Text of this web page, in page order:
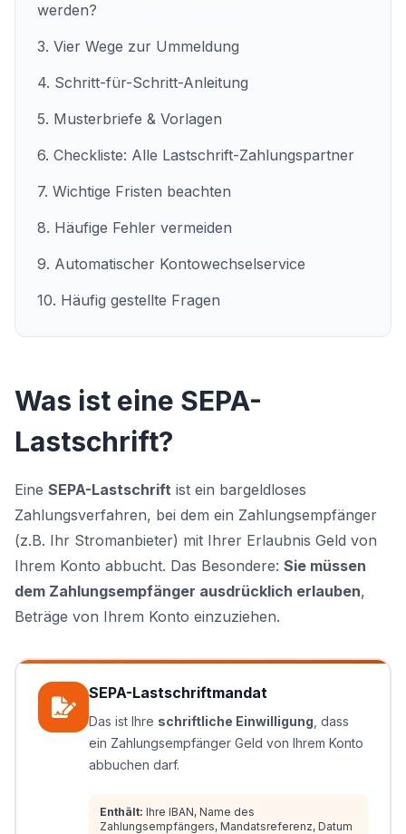
werden?
3. Vier Wege zur Ummeldung
4. Schritt-für-Schritt-Anleitung
5. Musterbriefe & Vorlagen
6. Checkliste: Alle Lastschrift-Zahlungspartner
7. Wichtige Fristen beachten
8. Häufige Fehler vermeiden
9. Automatischer Kontowechselservice
10. Häufig gestellte Fragen
Was ist eine SEPA-
Lastschrift?
Eine SEPA-Lastschrift ist ein bargeldloses
Zahlungsverfahren, bei dem ein Zahlungsempfänger
(z.B. Ihr Stromanbieter) mit Ihrer Erlaubnis Geld von
Ihrem Konto abbucht. Das Besondere: Sie müssen
dem Zahlungsempfänger ausdrücklich erlauben,
Beträge von Ihrem Konto einzuziehen.
SEPA-Lastschriftmandat
Das ist Ihre schriftliche Einwilligung , dass
ein Zahlungsempfänger Geld von Ihrem Konto
abbuchen darf.
Enthält: Ihre IBAN, Name des
Zahlungsempfängers, Mandatsreferenz, Datum